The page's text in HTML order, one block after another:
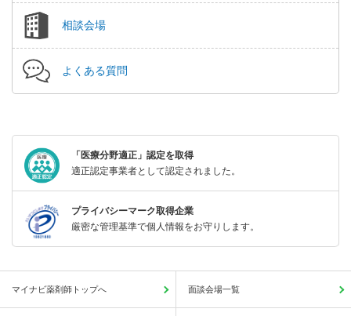
相談会場
よくある質問
「医療分野適正」認定を取得
適正認定事業者として認定されました。
プライバシーマーク取得企業
厳密な管理基準で個人情報をお守りします。
マイナビ薬剤師トップへ 面談会場一覧